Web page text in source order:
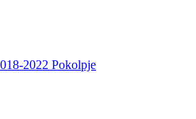
2022 Pokolpje